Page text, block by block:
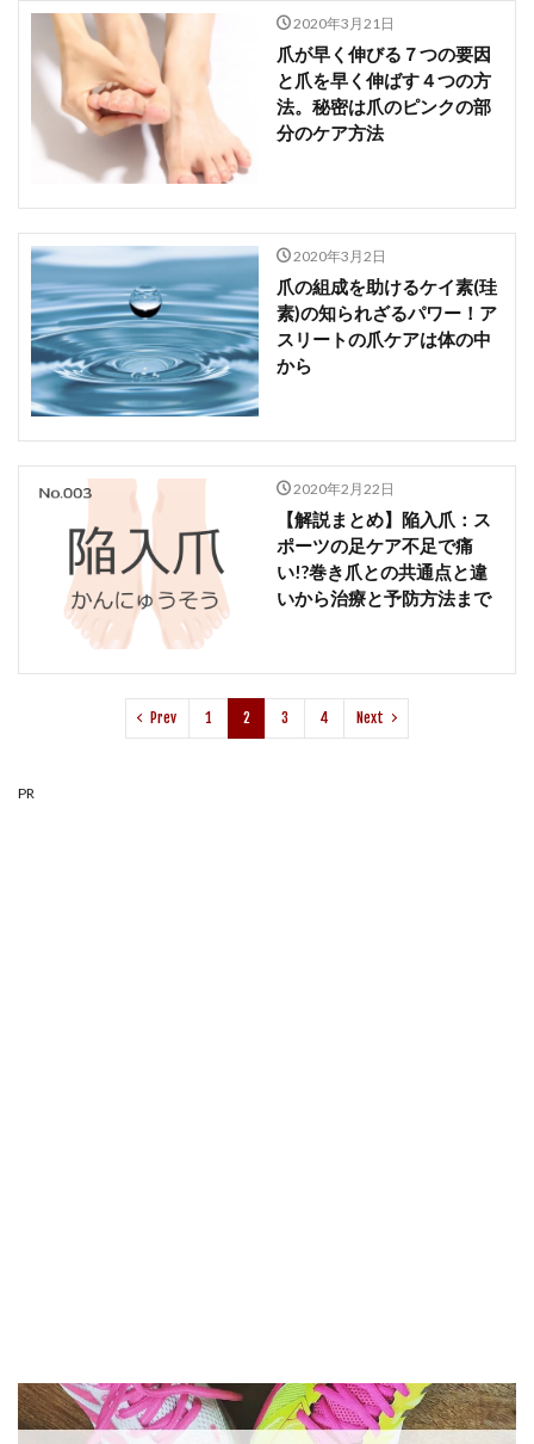
2020年3月21日
爪が早く伸びる７つの要因
と爪を早く伸ばす４つの方
法。秘密は爪のピンクの部
分のケア方法
2020年3月2日
爪の組成を助けるケイ素(珪
素)の知られざるパワー！ア
スリートの爪ケアは体の中
から
2020年2月22日
【解説まとめ】陥入爪：ス
ポーツの足ケア不足で痛
い!?巻き爪との共通点と違
いから治療と予防方法まで
Prev 1 2 3 4 Next
PR